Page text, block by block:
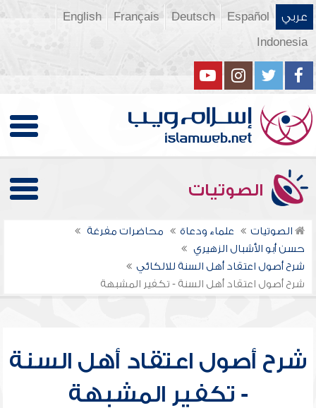
عربي Español
Deutsch
Français
English
Indonesia
الصوتيات
الصوتيات علماء ودعاة
محاضرات مفرغة
حسن أبو الأشبال الزهيري
شرح أصول اعتقاد أهل السنة للالكائي
شرح أصول اعتقاد أهل السنة - تكفير المشبهة
شرح أصول اعتقاد أهل السنة
- تكفير المشبهة